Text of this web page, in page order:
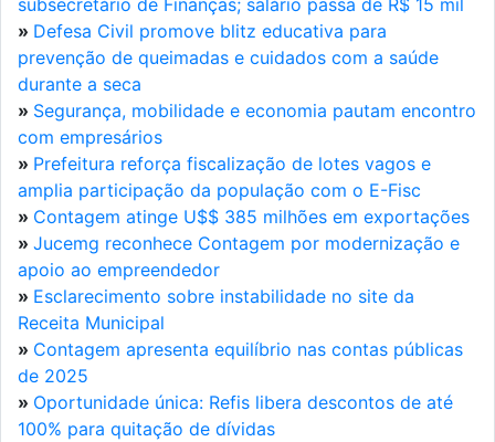
subsecretário de Finanças; salário passa de R$ 15 mil
» Defesa Civil promove blitz educativa para
prevenção de queimadas e cuidados com a saúde
durante a seca
» Segurança, mobilidade e economia pautam encontro
com empresários
» Prefeitura reforça fiscalização de lotes vagos e
amplia participação da população com o E-Fisc
» Contagem atinge U$$ 385 milhões em exportações
» Jucemg reconhece Contagem por modernização e
apoio ao empreendedor
» Esclarecimento sobre instabilidade no site da
Receita Municipal
» Contagem apresenta equilíbrio nas contas públicas
de 2025
» Oportunidade única: Refis libera descontos de até
100% para quitação de dívidas